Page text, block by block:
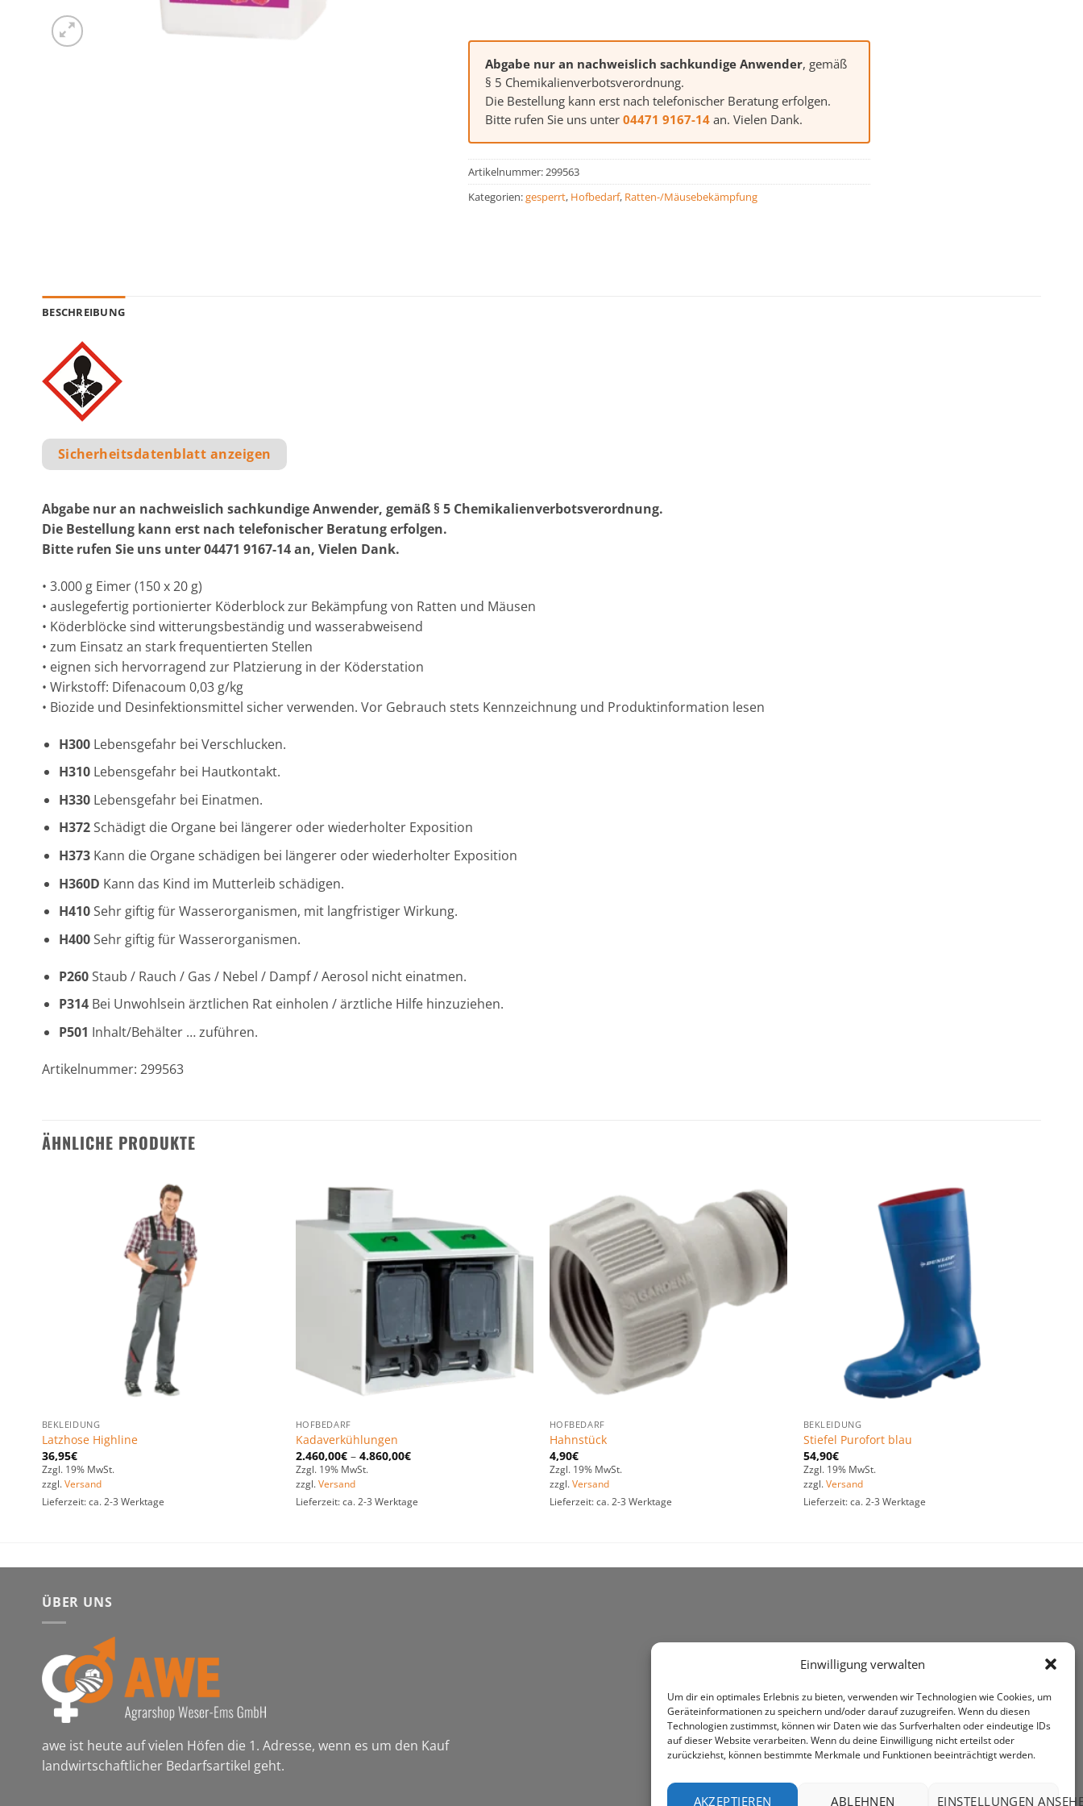
Einwilligung verwalten
Um dir ein optimales Erlebnis zu bieten, verwenden wir Technologien wie Cookies, um
Geräteinformationen zu speichern und/oder darauf zuzugreifen. Wenn du diesen
Technologien zustimmst, können wir Daten wie das Surfverhalten oder eindeutige IDs
auf dieser Website verarbeiten. Wenn du deine Einwilligung nicht erteilst oder
zurückziehst, können bestimmte Merkmale und Funktionen beeinträchtigt werden.
AKZEPTIEREN ABLEHNEN EINSTELLUNGEN
Abgabe nur an nachweislich sachkundige Anwender, gemäß
§ 5 Chemikalienverbotsverordnung.
Die Bestellung kann erst nach telefonischer Beratung erfolgen.
Bitte rufen Sie uns unter04471 9167-14 an. Vielen Dank.
Artikelnummer:299563
Kategorien:gesperrt, Hofbedarf, Ratten-/Mäusebekämpfung
BESCHREIBUNG
Sicherheitsdatenblatt anzeigen
Abgabe nur an nachweislich sachkundige Anwender, gemäß § 5 Chemikalienverbotsverordnung.
Die Bestellung kann erst nach telefonischer Beratung erfolgen.
Bitte rufen Sie uns unter 04471 9167-14 an, Vielen Dank.
• 3.000 g Eimer (150 x 20 g)
• auslegefertig portionierter Köderblock zur Bekämpfung von Ratten und Mäusen
• Köderblöcke sind witterungsbeständig und wasserabweisend
• zum Einsatz an stark frequentierten Stellen
• eignen sich hervorragend zur Platzierung in der Köderstation
• Wirkstoff: Difenacoum 0,03 g/kg
• Biozide und Desinfektionsmittel sicher verwenden. Vor Gebrauch stets Kennzeichnung und Produktinformation lesen
H300Lebensgefahr bei Verschlucken.
H310Lebensgefahr bei Hautkontakt.
H330Lebensgefahr bei Einatmen.
H372Schädigt die Organe bei längerer oder wiederholter Exposition
H373Kann die Organe schädigen bei längerer oder wiederholter Exposition
H360D Kann das Kind im Mutterleib schädigen.
H410Sehr giftig für Wasserorganismen, mit langfristiger Wirkung.
H400Sehr giftig für Wasserorganismen.
P260Staub / Rauch / Gas / Nebel / Dampf / Aerosol nicht einatmen.
P314Bei Unwohlsein ärztlichen Rat einholen / ärztliche Hilfe hinzuziehen.
P501 Inhalt/Behälter … zuführen.
Artikelnummer: 299563
ÄHNLICHE PRODUKTE
BEKLEIDUNG
Latzhose Highline
36,95€
Zzgl. 19% MwSt.
zzgl. Versand
Lieferzeit: ca. 2-3 Werktage
Favoriten
hinzufügen
HOFBEDARF
Kadaverkühlungen
2.460,00€– 4.860,00€
Zzgl. 19% MwSt.
zzgl. Versand
Lieferzeit: ca. 2-3 Werktage
Zu den
Favoriten
hinzufügen
HOFBEDARF
Hahnstück
4,90€
Zzgl. 19% MwSt.
zzgl. Versand
Lieferzeit: ca. 2-3 Werktage
BEKLEIDUNG
Stiefel Purofort blau
54,90€
Zzgl. 19% MwSt.
zzgl. Versand
Lieferzeit: ca. 2-3 Werktage
ÜBER UNS
awe ist heute auf vielen Höfen die 1. Adresse, wenn es um den Kauf
landwirtschaftlicher Bedarfsartikel geht.